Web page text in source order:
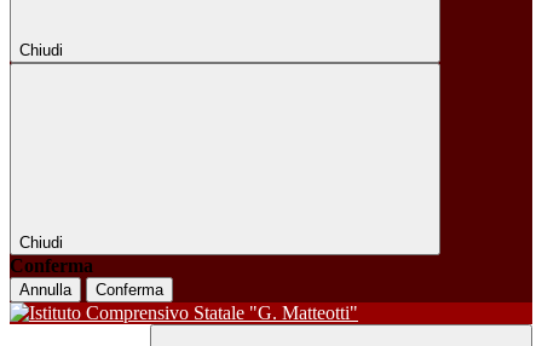
Chiudi
Chiudi
Conferma
Annulla Conferma